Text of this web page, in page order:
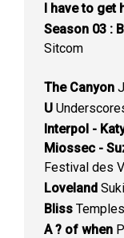
I have to get
Season 03 :
Sitcom
The Canyon
U
Interpol -
Miossec -
Festival des
Loveland
Bliss Temples
A ? of when